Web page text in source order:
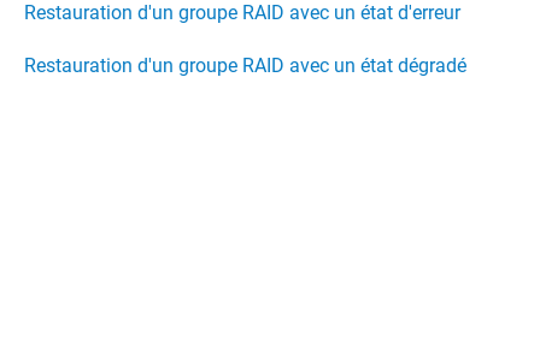
Restauration d'un groupe RAID avec un état d'erreur
Restauration d'un groupe RAID avec un état dégradé